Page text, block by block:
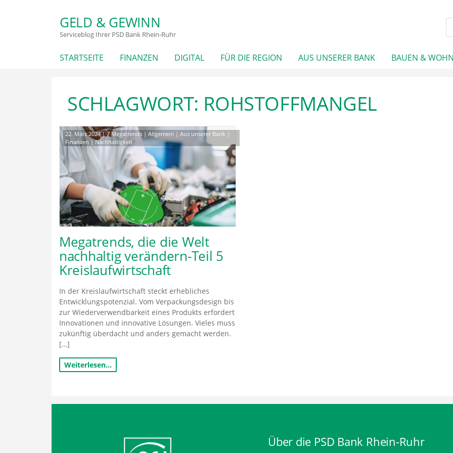
GELD & GEWINN
Serviceblog Ihrer PSD Bank Rhein-Ruhr
STARTSEITE FINANZEN DIGITAL FÜR DIE REGION AUS UNSERER BANK BAUEN &
SCHLAGWORT: ROHSTOFFMANGEL
22. März 2024|7 Megatrends | Allgemein | Aus unserer Bank |
Finanzen |Nachhaltigkeit
Megatrends, die die Welt
nachhaltig verändern-Teil 5
Kreislaufwirtschaft
In der Kreislaufwirtschaft steckt erhebliches
Entwicklungspotenzial. Vom Verpackungsdesign bis
zur Wiederverwendbarkeit eines Produkts erfordert
Innovationen und innovative Lösungen. Vieles muss
zukünftig überdacht und anders gemacht werden.
[…]
Weiterlesen…
Über die PSD Bank Rhein-Ruhr